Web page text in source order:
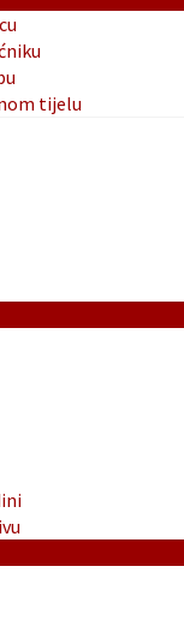
tijelu